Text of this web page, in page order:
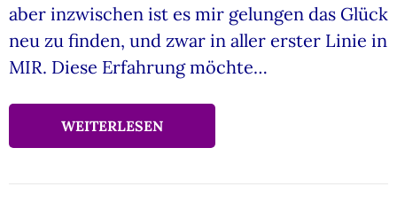
aber inzwischen ist es mir gelungen das Glück
neu zu finden, und zwar in aller erster Linie in
MIR. Diese Erfahrung möchte…
WEITERLESEN